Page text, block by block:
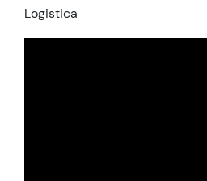
Logistica